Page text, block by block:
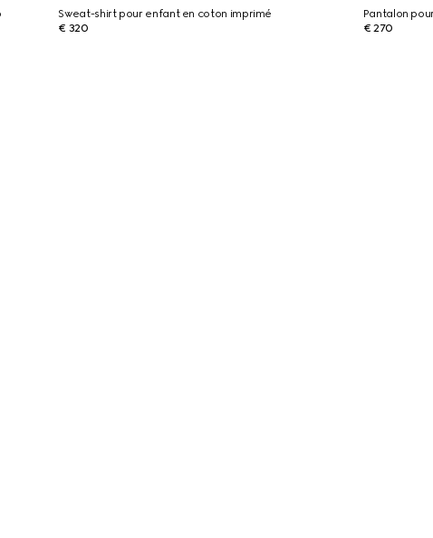
Sweat-shirt pour enfant en coton imprimé
€ 320
Pantalon
€ 270